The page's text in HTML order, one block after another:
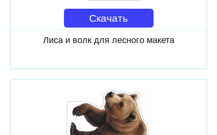
Скачать
Лиса и волк для лесного макета